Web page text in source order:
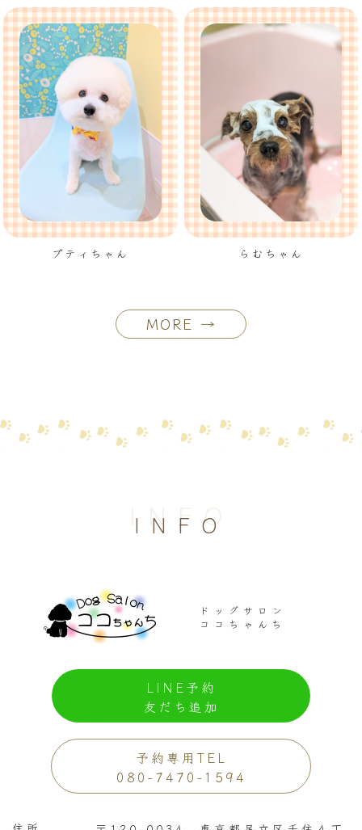
プティちゃん らむちゃん
MORE →
INFO
INFO
ドッグサロン
ココちゃんち
LINE予約
友だち追加
予約専用TEL
080-7470-1594